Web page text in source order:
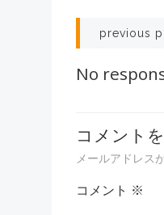
投
稿
ビ
ゲ
previous
No
コメント
メールアドレス
コメント ※